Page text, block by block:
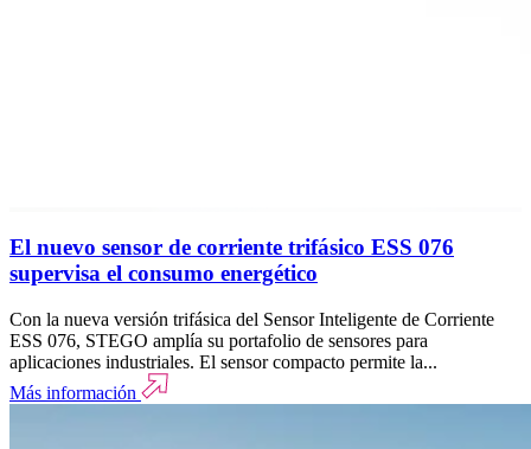
El nuevo sensor de corriente trifásico ESS 076
supervisa el consumo energético
Con la nueva versión trifásica del Sensor Inteligente de Corriente
ESS 076, STEGO amplía su portafolio de sensores para
aplicaciones industriales. El sensor compacto permite la...
Más información